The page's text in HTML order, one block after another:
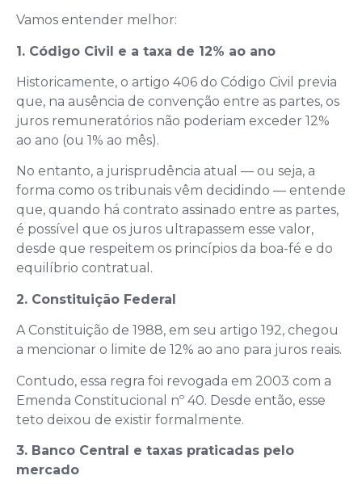
Vamos entender melhor:
1. Código Civil e a taxa de 12% ao ano
Historicamente, o artigo 406 do Código Civil previa
que, na ausência de convenção entre as partes, os
juros remuneratórios não poderiam exceder 12%
ao ano (ou 1% ao mês).
No entanto, a jurisprudência atual — ou seja, a
forma como os tribunais vêm decidindo — entende
que, quando há contrato assinado entre as partes,
é possível que os juros ultrapassem esse valor,
desde que respeitem os princípios da boa-fé e do
equilíbrio contratual.
2. Constituição Federal
A Constituição de 1988, em seu artigo 192, chegou
a mencionar o limite de 12% ao ano para juros reais.
Contudo, essa regra foi revogada em 2003 com a
Emenda Constitucional nº 40. Desde então, esse
teto deixou de existir formalmente.
3. Banco Central e taxas praticadas pelo
mercado